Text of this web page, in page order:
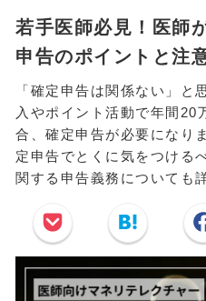
若手医師必見！医師
申告のポイントと注
「確定申告は関係ない」と
入やポイント活動で年間20
合、確定申告が必要になり
定申告でとくに気をつける
関する申告義務についても